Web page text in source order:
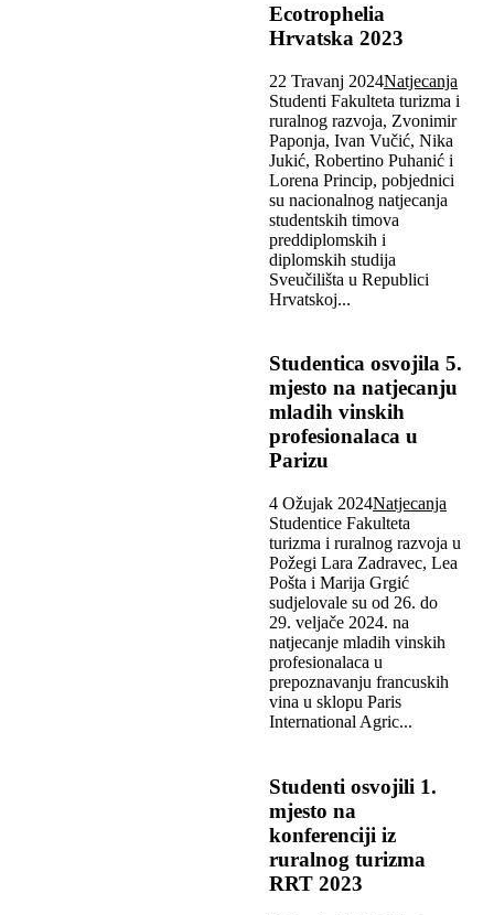
Ecotrophelia
Hrvatska 2023
22 Travanj 2024Natjecanja
Studenti Fakulteta turizma i
ruralnog razvoja, Zvonimir
Paponja, Ivan Vučić, Nika
Jukić, Robertino Puhanić i
Lorena Princip, pobjednici
su nacionalnog natjecanja
studentskih timova
preddiplomskih i
diplomskih studija
Sveučilišta u Republici
Hrvatskoj...
Studentica osvojila 5.
mjesto na natjecanju
mladih vinskih
profesionalaca u
Parizu
4 Ožujak 2024Natjecanja
Studentice Fakulteta
turizma i ruralnog razvoja u
Požegi Lara Zadravec, Lea
Pošta i Marija Grgić
sudjelovale su od 26. do
29. veljače 2024. na
natjecanje mladih vinskih
profesionalaca u
prepoznavanju francuskih
vina u sklopu Paris
International Agric...
Studenti osvojili 1.
mjesto na
konferenciji iz
ruralnog turizma
RRT 2023